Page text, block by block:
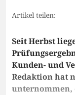
Artikel teilen:
Seit Herbst
Kunden- und
Redaktion hat
unternommen,